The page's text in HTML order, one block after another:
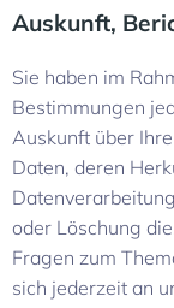
Auskunft,
Sie haben im
Bestimmungen
Auskunft über
Daten, deren
oder Löschung
Fragen zum
sich jederzeit an